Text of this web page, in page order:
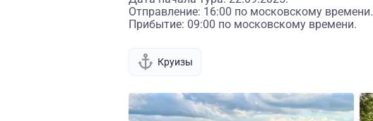
Отправление: 16:00 по московскому времени.
Прибытие: 09:00 по московскому времени.
Круизы